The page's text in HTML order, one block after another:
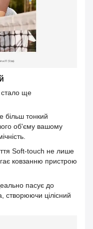
стало ще
більш тонкий
об'єму вашому
Soft-touch не лише
ковзанню пристрою
пасує до
створюючи цілісний